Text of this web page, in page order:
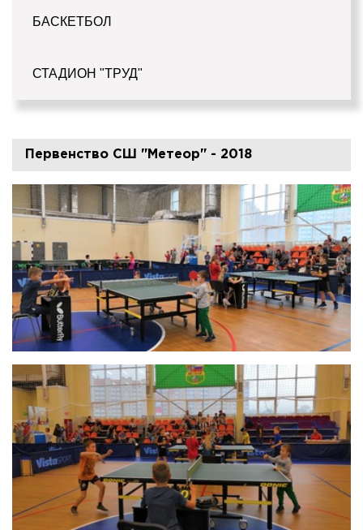
БАСКЕТБОЛ
СТАДИОН "ТРУД"
Первенство СШ "Метеор" - 2018